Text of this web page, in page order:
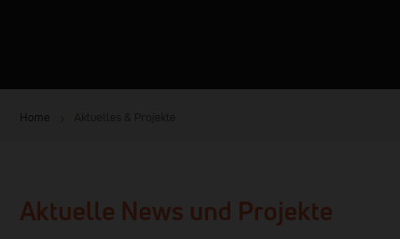
Home
Aktuelle News und Projekte